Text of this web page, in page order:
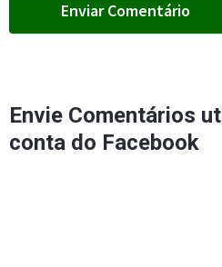
Envie Comentários
conta do Facebook